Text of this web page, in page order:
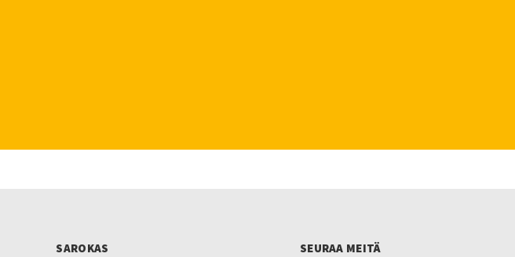
SAROKAS
SEURAA MEITÄ